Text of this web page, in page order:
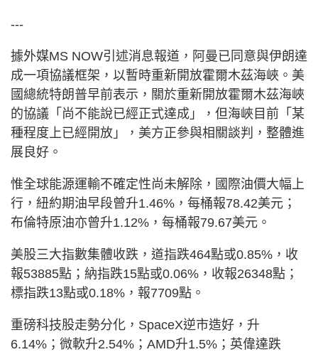
---
據外媒MS NOW引述消息報道，阿曼已同意與伊朗達
成一項協議框架，以暫時重新開放霍爾木茲海峽。美
國總統特朗普早前表示，關於重新開放霍爾木茲海峽
的協議「尚不能說已經正式達成」，但海峽目前「某
種程度上已經開放」，美方正參與相關談判，整體進
展良好。
惟全球能源運輸不確定性尚未解除，國際油價大幅上
行，紐約期油早段曾升1.46%，每桶報78.42美元；
布倫特原油亦曾升1.12%，每桶報79.67美元。
美股三大指數集體收跌，道指跌464點或0.85%，收
報53885點；納指跌15點或0.06%，收報26348點；
標指跌13點或0.18%，報7709點。
重磅科技股走勢分化，SpaceX逆市造好，升
6.14%；微軟升2.54%；AMD升1.5%；英偉達跌